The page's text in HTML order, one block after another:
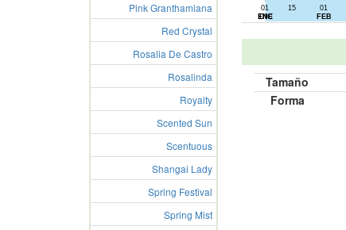
Pink Granthamiana
Red Crystal
Rosalia De Castro
Rosalinda
Royalty
Scented Sun
Scentuous
Shangai Lady
Spring Festival
Spring Mist
01
DIC
01
ENE
15
01
FEB
Tamaño
Forma